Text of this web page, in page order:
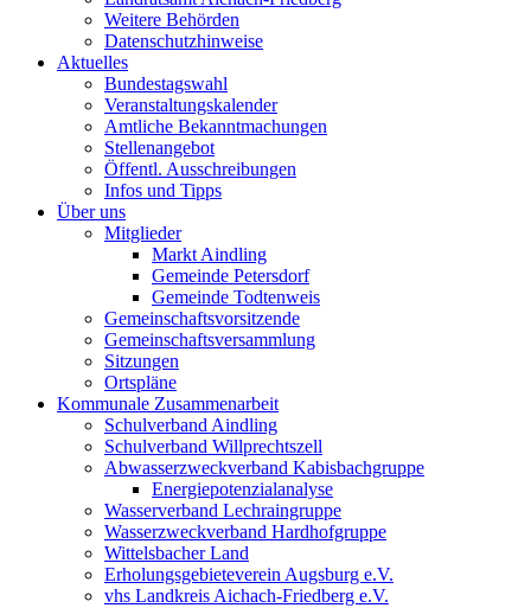
Weitere Behörden
Datenschutzhinweise
Aktuelles
Bundestagswahl
Veranstaltungskalender
Amtliche Bekanntmachungen
Stellenangebot
Öffentl. Ausschreibungen
Infos und Tipps
Über uns
Mitglieder
Markt Aindling
Gemeinde Petersdorf
Gemeinde Todtenweis
Gemeinschaftsvorsitzende
Gemeinschaftsversammlung
Sitzungen
Ortspläne
Kommunale Zusammenarbeit
Schulverband Aindling
Schulverband Willprechtszell
Abwasserzweckverband Kabisbachgruppe
Energiepotenzialanalyse
Wasserverband Lechraingruppe
Wasserzweckverband Hardhofgruppe
Wittelsbacher Land
Erholungsgebieteverein Augsburg e.V.
vhs Landkreis Aichach-Friedberg e.V.